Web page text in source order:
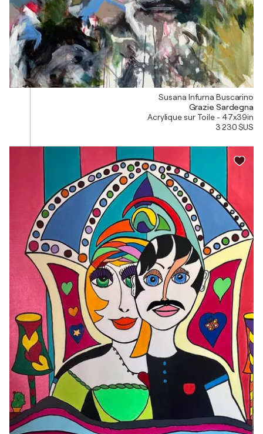
Susana Infurna Buscarino
Grazie Sardegna
Acrylique sur Toile - 47x39in
3 230 $US